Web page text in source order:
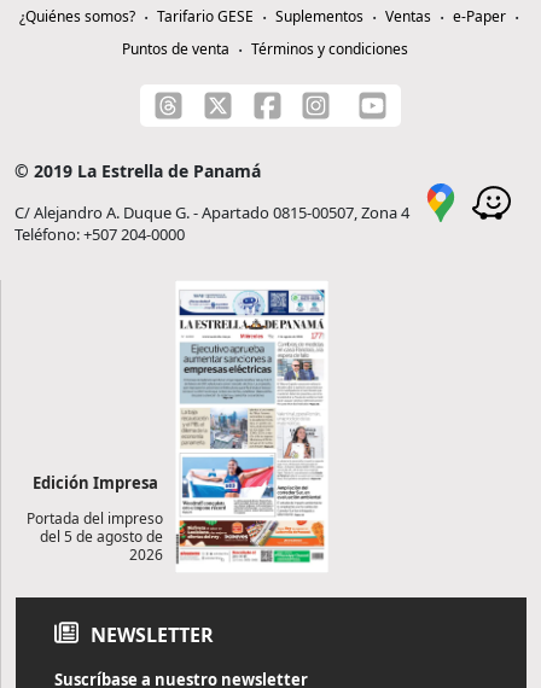
¿Quiénes somos? Tarifario GESE Suplementos Ventas
e-Paper
Puntos de venta
Términos y condiciones
© 2019 La Estrella de Panamá
C/ Alejandro A. Duque G. - Apartado 0815-00507, Zona 4
Teléfono: +507 204-0000
Edición Impresa
Portada del impreso
del 5 de agosto de
2026
NEWSLETTER
Suscríbase a nuestro newsletter